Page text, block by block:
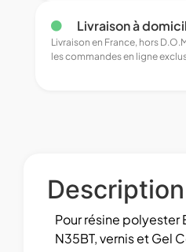
Livraison à
Livraison en France, hors
les commandes en ligne
Description
Pour résine polyester
N35BT, vernis et Gel